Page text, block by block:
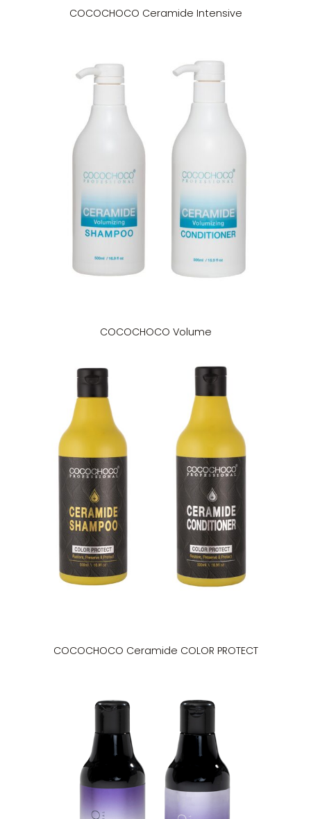
COCOCHOCO Ceramide Intensive
COCOCHOCO Volume
COCOCHOCO Ceramide COLOR PROTECT